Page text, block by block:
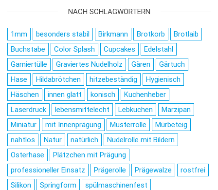
NACH SCHLAGWÖRTERN
1mm besonders stabil Birkmann Brotkorb
Brotlaib
Buchstabe
Color Splash Cupcakes
Edelstahl
Garniertülle
Graviertes Nudelholz Gären
Gärtuch
Hase
Hildabrötchen hitzebeständig
Hygienisch
Häschen
innen glatt konisch
Kuchenheber
Laserdruck
lebensmittelecht Lebkuchen
Marzipan
Miniatur
mit Innenprägung Musterrolle
Mürbeteig
nahtlos
Natur natürlich
Nudelrolle mit Bildern
Osterhase
Plätzchen mit Prägung
professioneller Einsatz
Prägerolle Prägewalze
rostfrei
Silikon
Springform
spülmaschinenfest